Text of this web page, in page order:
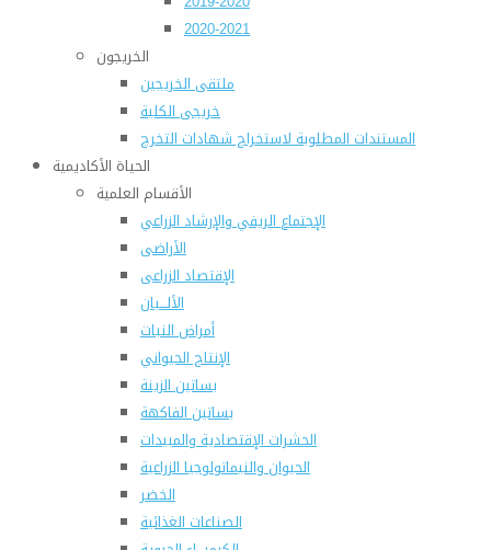
2020-2021
الخريجون
ملتقى الخريجين
خريجى الكلية
المستندات المطلوبة لاستخراج شهادات التخرج
الحياة الأكاديمية
الأقسام العلمية
الإجتماع الريفي والإرشاد الزراعي
الأراضى
الإقتصاد الزراعى
الألـــبان
أمراض النبات
الإنتاج الحيواني
بساتين الزينة
بساتين الفاكهة
الحشرات الإقتصادية والمبيدات
الحيوان والنيماتولوجيا الزراعية
الخضر
الصناعات الغذائية